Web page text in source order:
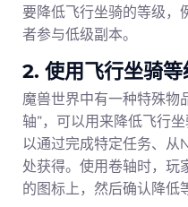
要降低飞行坐骑的等级，
者参与低级副本。
2. 使用飞行坐骑
魔兽世界中有一种特殊物
轴”，可以用来降低飞行
以通过完成特定任务、从
处获得。使用卷轴时，玩
的图标上，然后确认降低